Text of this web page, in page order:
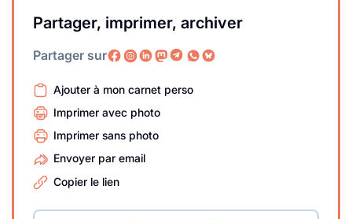
Partager, imprimer, archiver
Partager sur
Ajouter à mon carnet perso
Imprimer avec photo
Imprimer sans photo
Envoyer par email
Copier le lien